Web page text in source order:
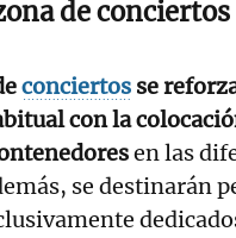
de conciertos
conciertos se
con la
en las
se destinarán